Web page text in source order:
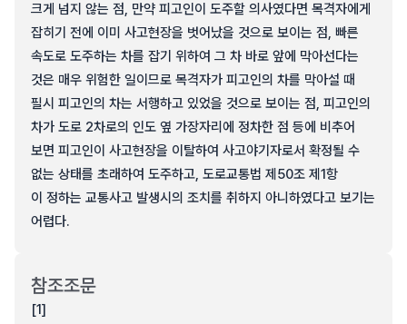
크게 넘지 않는 점, 만약 피고인이 도주할 의사였다면 목격자에게
잡히기 전에 이미 사고현장을 벗어났을 것으로 보이는 점, 빠른
속도로 도주하는 차를 잡기 위하여 그 차 바로 앞에 막아선다는
것은 매우 위험한 일이므로 목격자가 피고인의 차를 막아설 때
필시 피고인의 차는 서행하고 있었을 것으로 보이는 점, 피고인의
차가 도로 2차로의 인도 옆 가장자리에 정차한 점 등에 비추어
보면 피고인이 사고현장을 이탈하여 사고야기자로서 확정될 수
없는 상태를 초래하여 도주하고, 도로교통법 제50조 제1항
이 정하는 교통사고 발생시의 조치를 취하지 아니하였다고 보기는
어렵다.
참조조문
[1]